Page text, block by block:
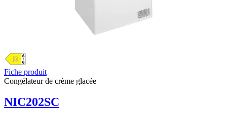
Fiche produit
Congélateur de crème glacée
NIC202SC